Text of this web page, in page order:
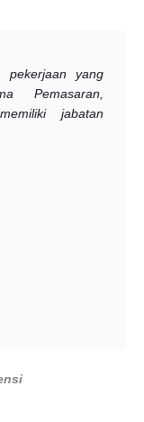
pekerjaan yang
Pemasaran,
jabatan